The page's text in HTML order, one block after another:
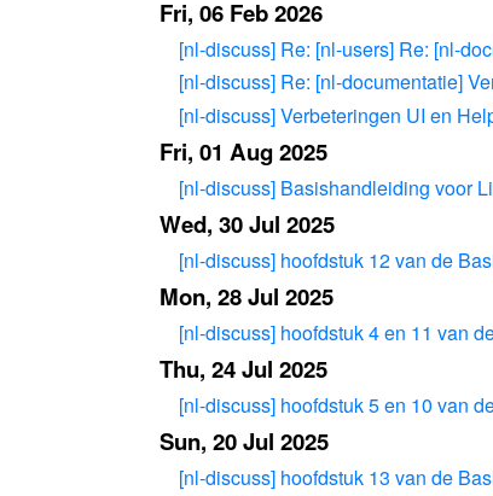
Fri, 06 Feb 2026
[nl-discuss] Re: [nl-users] Re: [nl-
[nl-discuss] Re: [nl-documentatie]
[nl-discuss] Verbeteringen UI en
Fri, 01 Aug 2025
[nl-discuss] Basishandleiding voor
Wed, 30 Jul 2025
[nl-discuss] hoofdstuk 12 van de
Mon, 28 Jul 2025
[nl-discuss] hoofdstuk 4 en 11 van
Thu, 24 Jul 2025
[nl-discuss] hoofdstuk 5 en 10 van
Sun, 20 Jul 2025
[nl-discuss] hoofdstuk 13 van de